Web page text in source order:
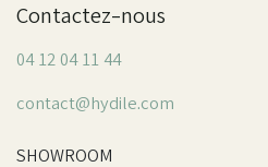
Contactez-nous
04 12 04 11 44
contact@hydile.com
SHOWROOM